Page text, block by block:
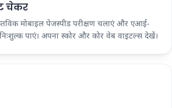
चेकर
मोबाइल पेजस्पीड परीक्षण चलाएं और एआई-
पाएं। अपना स्कोर और कोर वेब वाइटल्स देखें।